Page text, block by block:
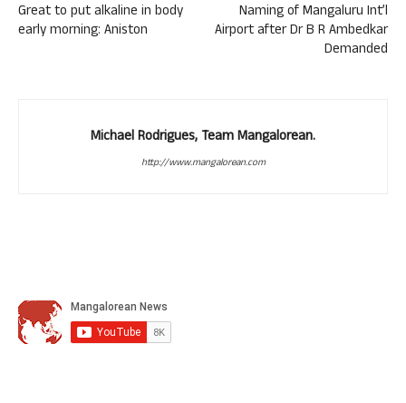
Great to put alkaline in body
early morning: Aniston
Naming of Mangaluru Int’l
Airport after Dr B R Ambedkar
Demanded
Michael Rodrigues, Team Mangalorean.
http://www.mangalorean.com